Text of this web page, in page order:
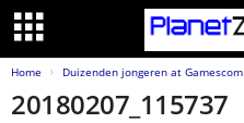
Home Duizenden jongeren at Gamescom
20180207_115737